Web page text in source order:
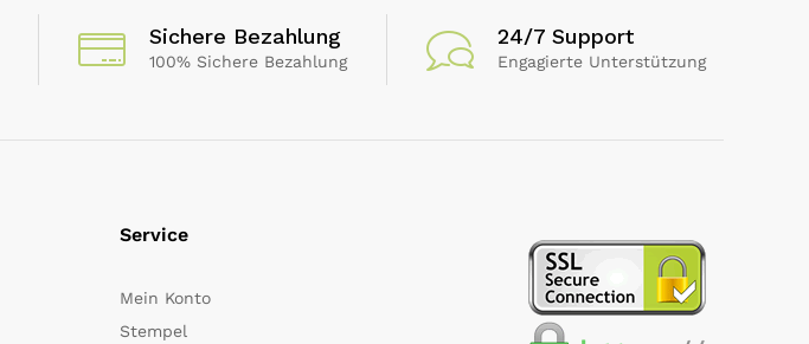
Sichere Bezahlung
100% Sichere Bezahlung
24/7 Support
Engagierte Unterstützung
Service
Mein Konto
Stempel